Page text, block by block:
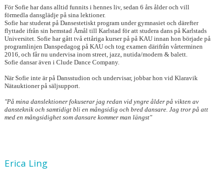
För Sofie har dans alltid funnits i hennes liv, sedan 6 års ålder och vill
förmedla dansglädje på sina lektioner.
Sofie har studerat på Dansestetiskt program under gymnasiet och därefter
flyttade ifrån sin hemstad Åmål till Karlstad för att studera dans på Karlstads
Universitet. Sofie har gått två ettåriga kurser på på KAU innan hon börjadepå
programlinjen Danspedagog på KAU och tog examen därifrån vårterminen
2016, och får nu undervisa inom street, jazz, nutida/modern & balett.
Sofie dansar även i Clude Dance Company.
När Sofie inte är på Dansstudion och undervisar, jobbar hon vid Klaravik
Nätauktioner på säljsupport.
"På mina danslektioner fokuserar jag redan vid yngre ålder på vikten av
dansteknik och samtidigt bli en mångsidig och bred dansare. Jag tror på att
med en mångsidighet som dansare kommer man längst"
Erica Ling